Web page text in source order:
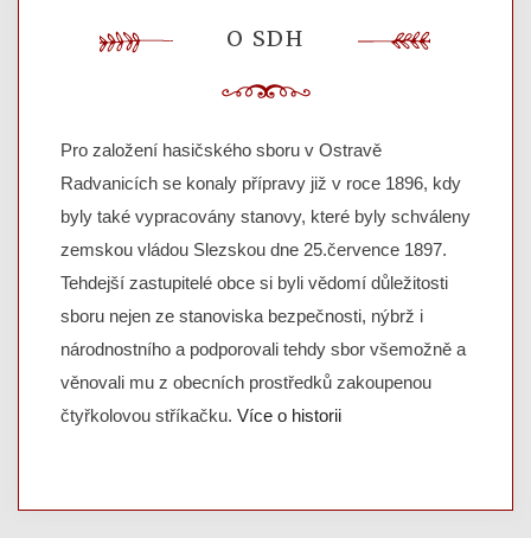
O SDH
Pro založení hasičského sboru v Ostravě
Radvanicích se konaly přípravy již v roce 1896, kdy
byly také vypracovány stanovy, které byly schváleny
zemskou vládou Slezskou dne 25.července 1897.
Tehdejší zastupitelé obce si byli vědomí důležitosti
sboru nejen ze stanoviska bezpečnosti, nýbrž i
národnostního a podporovali tehdy sbor všemožně a
věnovali mu z obecních prostředků zakoupenou
čtyřkolovou stříkačku. Více o historii